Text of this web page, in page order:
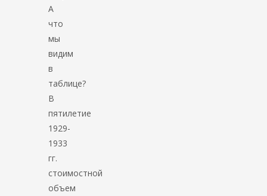
А
что
мы
видим
в
таблице?
В
пятилетие
1929-
1933
гг.
стоимостной
объем